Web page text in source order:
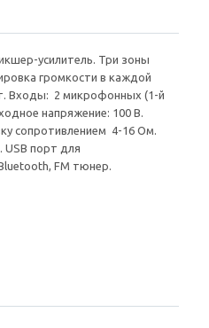
усилитель. Три зоны
громкости в каждой
Входы: 2 микрофонных (1-й
напряжение: 100 В.
сопротивлением 4-16 Ом.
USB порт для
FM тюнер.